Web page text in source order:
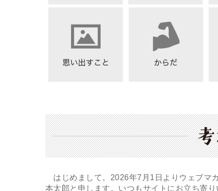
はじめまして。2026年7月1日よりウェブマ
本太郎と申します。いつもサイトにお立ち寄